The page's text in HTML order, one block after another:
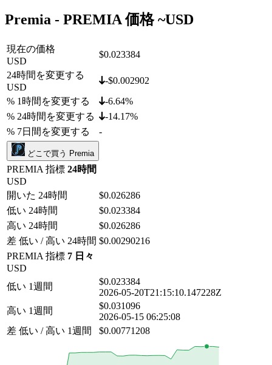
Premia - PREMIA 価格 ~USD
現在の価格
USD
$0.023384
24時間を変更する
USD
-$0.002902
% 1時間を変更する
-6.64%
% 24時間を変更する
-14.17%
% 7日間を変更する
-
どこで買う Premia
PREMIA 指標 24時間
USD
開いた 24時間
$0.026286
低い 24時間
$0.023384
高い 24時間
$0.026286
差 低い / 高い 24時間 $0.00290216
PREMIA 指標 7 日々
USD
低い 1週間
$0.023384
2026-05-20T21:15:10.147228Z
高い 1週間
$0.031096
2026-05-15 06:25:08
差 低い / 高い 1週間
$0.00771208